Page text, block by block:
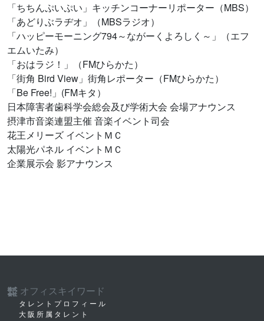
「ちちんぷいぷい」キッチンコーナーリポーター（MBS）
「あどりぶラヂオ」（MBSラジオ）
「ハッピーモーニング794～ながーくよろしく～」（エフ
エムいたみ）
「おはラジ！」（FMひらかた）
「街角 Bird View」街角レポーター（FMひらかた）
「Be Free!」(FMキタ）
日本障害者歯科学会総会及び学術大会 会場アナウンス
摂津市音楽連盟主催 音楽イベント司会
花王メリーズ イベントＭＣ
太陽光パネル イベントＭＣ
企業展示会 影アナウンス
株式
会社 オフィスキイワード
タレントプロフィール
大阪所属タレント